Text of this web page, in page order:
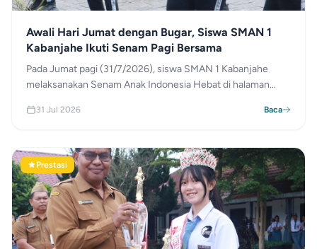
Awali Hari Jumat dengan Bugar, Siswa SMAN 1
Kabanjahe Ikuti Senam Pagi Bersama
Pada Jumat pagi (31/7/2026), siswa SMAN 1 Kabanjahe
melaksanakan Senam Anak Indonesia Hebat di halaman
pembiasaan hidup sehat ini diikuti secara antusias oleh
meningkatkan fokus belajar yang prima di dalam kelas.
31 Jul 2026 Baca
Prestasi